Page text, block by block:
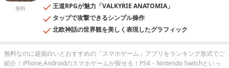
無料
王道RPGが魅力「VALKYRIE ANATOMIA」
タップで攻撃できるシンプル操作
北欧神話の世界観を美しく表現したグラフィック
無料なのに超面白いとおすすめの「スマホゲーム」アプリをランキング形式でご
紹介！iPhone,Androidのスマホゲームが探せる！PS4・Nintendo Switchといっ